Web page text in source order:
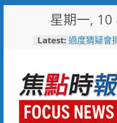
星期一,
Latest: 過度猜疑會
刑事鑑識
採獲指紋
免費試飲啤
會 115年
8/22-23限時
失智母親